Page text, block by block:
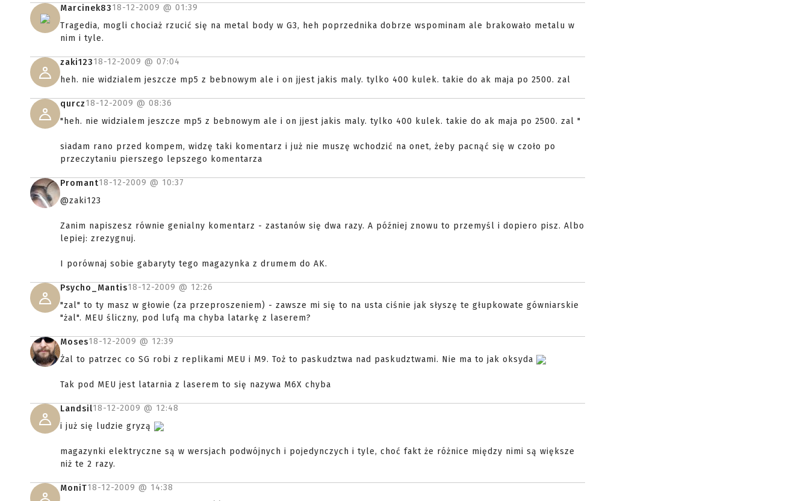
Marcinek8318-12-2009 @ 01:39
Tragedia, mogli chociaż rzucić się na metal body w G3, heh poprzednika dobrze wspominam ale brakowało metalu w
nim i tyle.
zaki12318-12-2009 @ 07:04
heh. nie widzialem jeszcze mp5 z bebnowym ale i on jjest jakis maly. tylko 400 kulek. takie do ak maja po 2500. zal
qurcz18-12-2009 @ 08:36
"heh. nie widzialem jeszcze mp5 z bebnowym ale i on jjest jakis maly. tylko 400 kulek. takie do ak maja po 2500. zal "
siadam rano przed kompem, widzę taki komentarz i już nie muszę wchodzić na onet, żeby pacnąć się w czoło po
przeczytaniu pierszego lepszego komentarza
Promant18-12-2009 @ 10:37
@zaki123
Zanim napiszesz równie genialny komentarz - zastanów się dwa razy. A później znowu to przemyśl i dopiero pisz. Albo
lepiej: zrezygnuj.
I porównaj sobie gabaryty tego magazynka z drumem do AK.
Psycho_Mantis18-12-2009 @ 12:26
"zal" to ty masz w głowie (za przeproszeniem) - zawsze mi się to na usta ciśnie jak słyszę te głupkowate gówniarskie
"żal". MEU śliczny, pod lufą ma chyba latarkę z laserem?
Moses18-12-2009 @ 12:39
Żal to patrzec co SG robi z replikami MEU i M9. Toż to paskudztwa nad paskudztwami. Nie ma to jak oksyda
Tak pod MEU jest latarnia z laserem to się nazywa M6X chyba
Landsil18-12-2009 @ 12:48
i już się ludzie gryzą
magazynki elektryczne są w wersjach podwójnych i pojedynczych i tyle, choć fakt że różnice między nimi są większe
niż te 2 razy.
MoniT18-12-2009 @ 14:38